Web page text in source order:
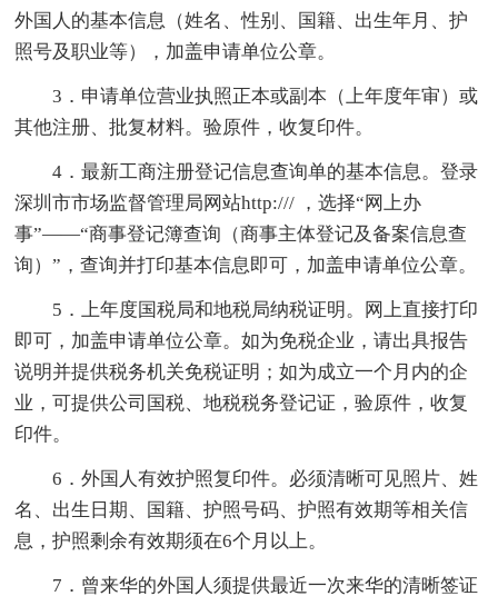
外国人的基本信息（姓名、性别、国籍、出生年月、护
照号及职业等），加盖申请单位公章。
3．申请单位营业执照正本或副本（上年度年审）或
其他注册、批复材料。验原件，收复印件。
4．最新工商注册登记信息查询单的基本信息。登录
深圳市市场监督管理局网站http:/// ，选择“网上办
事”——“商事登记簿查询（商事主体登记及备案信息查
询）”，查询并打印基本信息即可，加盖申请单位公章。
5．上年度国税局和地税局纳税证明。网上直接打印
即可，加盖申请单位公章。如为免税企业，请出具报告
说明并提供税务机关免税证明；如为成立一个月内的企
业，可提供公司国税、地税税务登记证，验原件，收复
印件。
6．外国人有效护照复印件。必须清晰可见照片、姓
名、出生日期、国籍、护照号码、护照有效期等相关信
息，护照剩余有效期须在6个月以上。
7．曾来华的外国人须提供最近一次来华的清晰签证